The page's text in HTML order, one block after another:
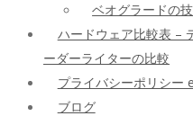
ベオグラードの
ハードウェア比較表 –
ーダーライターの比較
プライバシーポリシー
ブログ